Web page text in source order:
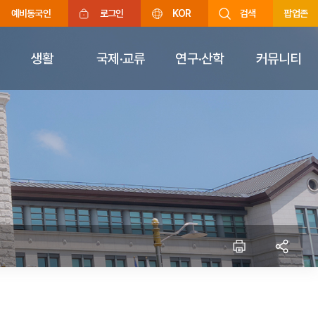
예비동국인 로그인 KOR 검색 팝업존
생활 국제·교류 연구·산학 커뮤니티